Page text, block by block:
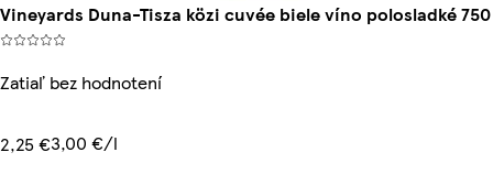
Vineyards Duna-Tisza közi cuvée biele víno polosladké
Zatiaľ bez hodnotení
2,25 €3,00 €/l